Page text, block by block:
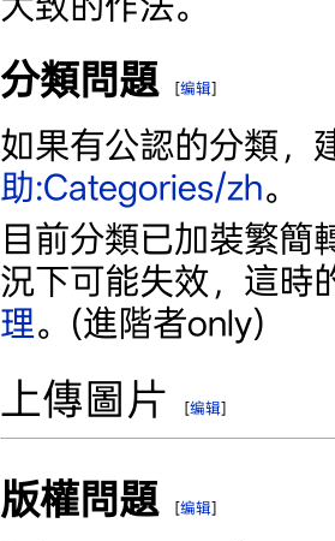
分類問題 [编辑]
如果有公認的分類，
助:Categories/zh。
目前分類已加裝繁簡
況下可能失效，這時
理。(進階者only)
上傳圖片 [编辑]
版權問題 [编辑]